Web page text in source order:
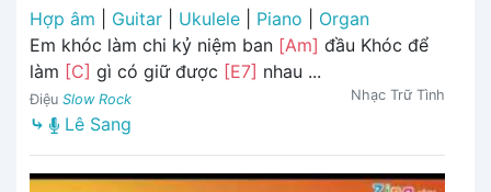
Hợp âm
Guitar Ukulele Piano
Organ
Em khóc làm chi kỷ niệm ban [Am] đầu Khóc để
làm [C] gì có giữ được [E7] nhau ...
Điệu Slow Rock Nhạc Trữ Tình
⤷ Lê Sang